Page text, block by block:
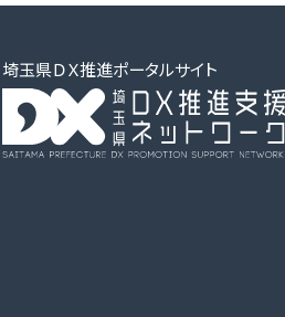
埼玉県ＤＸ推進ポータルサイト